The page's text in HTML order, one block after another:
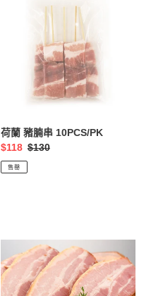
10PCS/PK
荷蘭 豬腩串 10PCS/PK
售
價
$118 定
價
$130
售罄
本
特